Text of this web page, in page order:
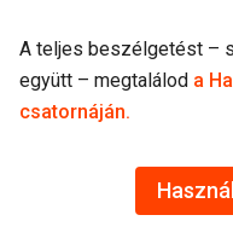
A teljes beszélgetést –
együtt – megtalálod a
csatornáján.